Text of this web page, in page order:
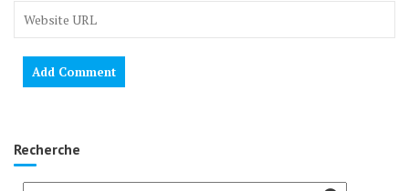
Recherche